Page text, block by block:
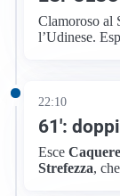
Clamoroso al
l’Udinese.
22:10
61′:
Esce
Strefezza,